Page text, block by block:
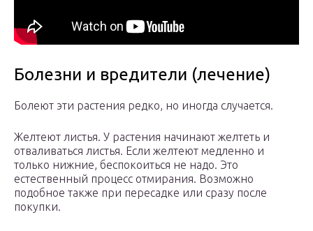
Болезни и вредители (лечение)
Болеют эти растения редко, но иногда случается.
Желтеют листья. У растения начинают желтеть и
отваливаться листья. Если желтеют медленно и
только нижние, беспокоиться не надо. Это
естественный процесс отмирания. Возможно
подобное также при пересадке или сразу после
покупки.